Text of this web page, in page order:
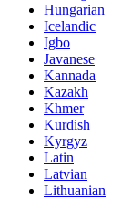
Hungarian
Icelandic
Igbo
Javanese
Kannada
Kazakh
Khmer
Kurdish
Kyrgyz
Latin
Latvian
Lithuanian